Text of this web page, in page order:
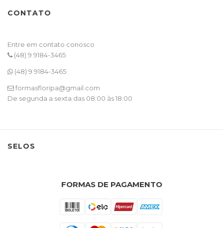
CONTATO
Entre em contato conosco
(48) 9 9184-3465
(48) 9 9184-3465
formasfloripa@gmail.com
De segunda a sexta das 08:00 às 18:00
SELOS
FORMAS DE PAGAMENTO